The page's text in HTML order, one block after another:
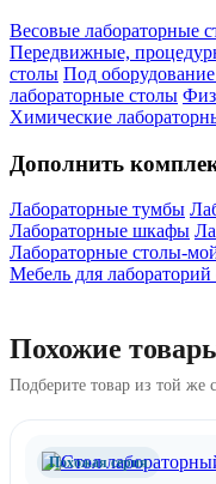
Весовые лабораторные
Передвижные,
столы Под
лабораторные столы
Химические
Дополнить
Лабораторные тумбы
Лабораторные шкафы
Лабораторные столы-
Мебель для
Похожие
Подберите товар из той же
Похожая серия